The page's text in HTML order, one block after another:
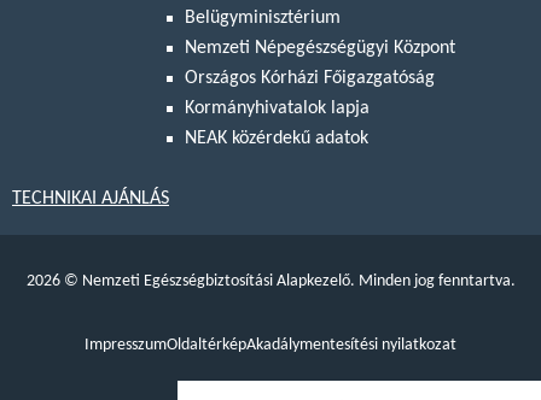
Belügyminisztérium
Nemzeti Népegészségügyi Központ
Országos Kórházi Főigazgatóság
Kormányhivatalok lapja
NEAK közérdekű adatok
TECHNIKAI AJÁNLÁS
2026 © Nemzeti Egészségbiztosítási Alapkezelő. Minden jog fenntartva.
ImpresszumOldaltérképAkadálymentesítési nyilatkozat